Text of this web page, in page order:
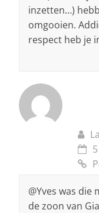
inzetten…)
omgooien.
respect heb je
@Yves was
de zoon van